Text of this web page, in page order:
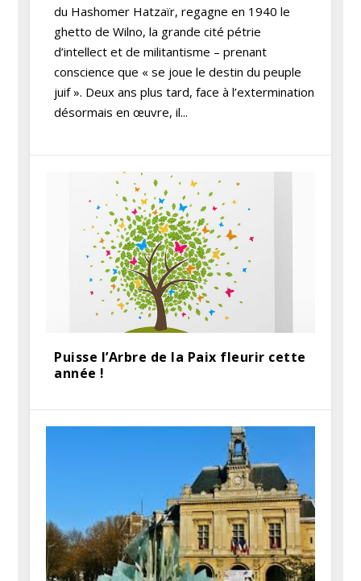
du Hashomer Hatzaïr, regagne en 1940 le
ghetto de Wilno, la grande cité pétrie
d’intellect et de militantisme – prenant
conscience que « se joue le destin du peuple
juif ». Deux ans plus tard, face à l’extermination
désormais en œuvre, il...
Puisse l’Arbre de la Paix fleurir cette
année !